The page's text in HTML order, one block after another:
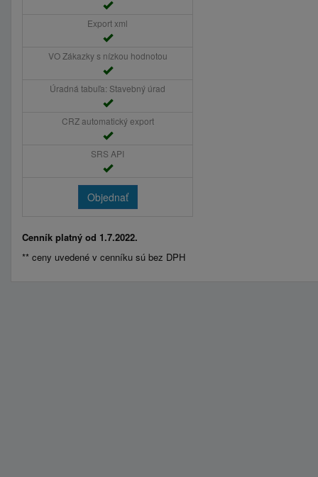
Export xml
VO Zákazky s nízkou hodnotou
Úradná tabuľa: Stavebný úrad
CRZ automatický export
SRS API
Objednať
Cenník platný od 1.7.2022.
** ceny uvedené v cenníku sú bez DPH